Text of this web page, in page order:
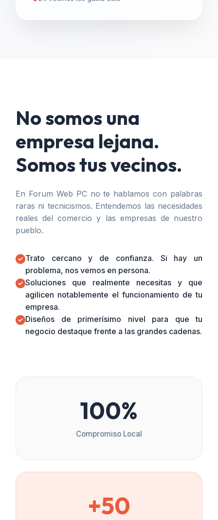
No somos una
empresa lejana.
Somos tus vecinos.
En Forum Web PC no te hablamos con palabras
raras ni tecnicismos. Entendemos las necesidades
reales del comercio y las empresas de nuestro
pueblo.
Trato cercano y de confianza. Si hay un
problema, nos vemos en persona.
Soluciones que realmente necesitas y que
agilicen notablemente el funcionamiento de tu
empresa.
Diseños de primerísimo nivel para que tu
negocio destaque frente a las grandes cadenas.
100%
Compromiso Local
+50